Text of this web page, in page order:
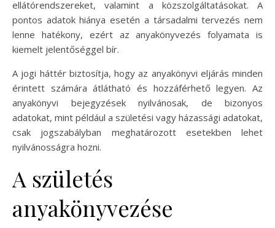
ellátórendszereket, valamint a közszolgáltatásokat. A
pontos adatok hiánya esetén a társadalmi tervezés nem
lenne hatékony, ezért az anyakönyvezés folyamata is
kiemelt jelentőséggel bír.
A jogi háttér biztosítja, hogy az anyakönyvi eljárás minden
érintett számára átlátható és hozzáférhető legyen. Az
anyakönyvi bejegyzések nyilvánosak, de bizonyos
adatokat, mint például a születési vagy házassági adatokat,
csak jogszabályban meghatározott esetekben lehet
nyilvánosságra hozni.
A születés
anyakönyvezése